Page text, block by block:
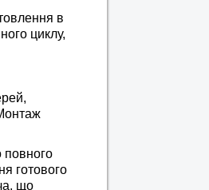
в
циклу,
повного
готового
що